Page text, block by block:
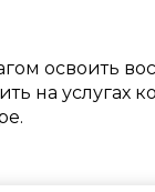
освоить
на услугах